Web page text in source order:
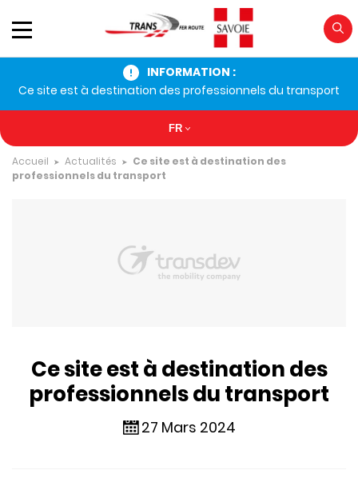
INFORMATION :
Ce site est à destination des professionnels du transport
FR
Accueil Actualités
Ce site est à destination des
professionnels du transport
Ce site est à destination des
professionnels du transport
27 Mars 2024